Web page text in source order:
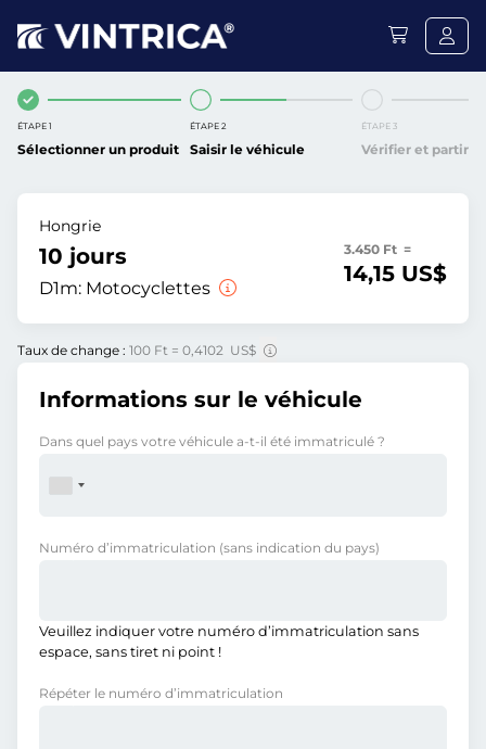
ÉTAPE 1
Sélectionner un produit
ÉTAPE 2
Saisir le véhicule
ÉTAPE 3
Vérifier et partir
Hongrie
10 jours
D1m: Motocyclettes
3.450 Ft =
14,15 US$
Taux de change : 100 Ft = 0,4102 US$
Informations sur le véhicule
Dans quel pays votre véhicule a-t-il été immatriculé ?
Numéro d’immatriculation (sans indication du pays)
Veuillez indiquer votre numéro d’immatriculation sans
espace, sans tiret ni point !
Répéter le numéro d’immatriculation